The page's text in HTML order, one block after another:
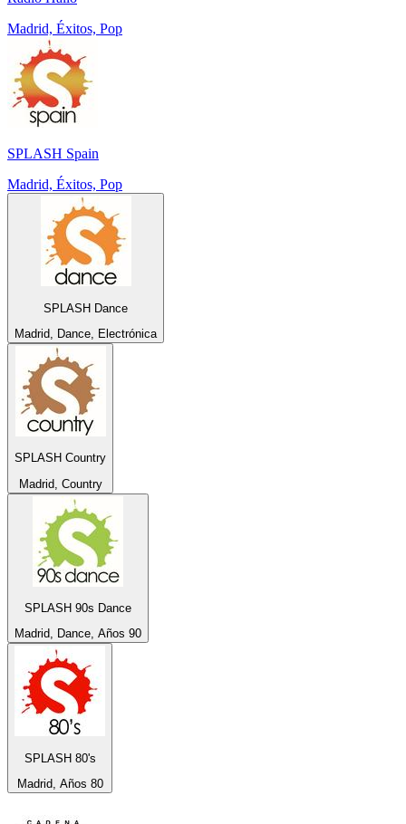
Madrid, Éxitos, Pop
SPLASH Spain
Madrid, Éxitos, Pop
SPLASH Dance
Madrid, Dance, Electrónica
SPLASH Country
Madrid, Country
SPLASH 90s Dance
Madrid, Dance, Años 90
SPLASH 80's
Madrid, Años 80